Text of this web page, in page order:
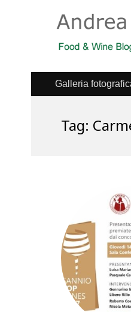
Galleria
Tag: